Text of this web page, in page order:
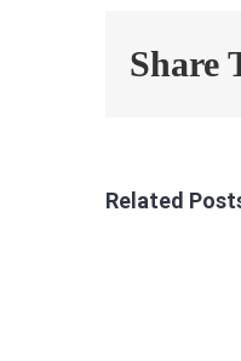
Share
Related